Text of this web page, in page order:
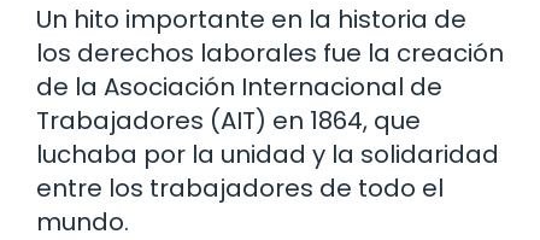
Un hito importante en la historia de
los derechos laborales fue la creación
de la Asociación Internacional de
Trabajadores (AIT) en 1864, que
luchaba por la unidad y la solidaridad
entre los trabajadores de todo el
mundo.